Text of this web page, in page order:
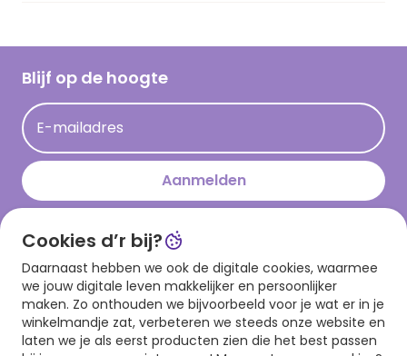
Hallmark Kaartclub
Acties
Persberichten
Cadeau inspiratie
Op kamp gedichten en versjes
Leuke en grappige op kamp teksten
kamppost inspiratie
Blijf op de hoogte
E-mailadres
Aanmelden
Download onze app
Cookies d’r bij?
Daarnaast hebben we ook de digitale cookies, waarmee
we jouw digitale leven makkelijker en persoonlijker
maken. Zo onthouden we bijvoorbeeld voor je wat er in je
winkelmandje zat, verbeteren we steeds onze website en
laten we je als eerst producten zien die het best passen